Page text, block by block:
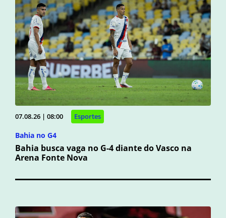
07.08.26 | 08:00 Esportes
Bahia no G4
Bahia busca vaga no G-4 diante do Vasco na
Arena Fonte Nova